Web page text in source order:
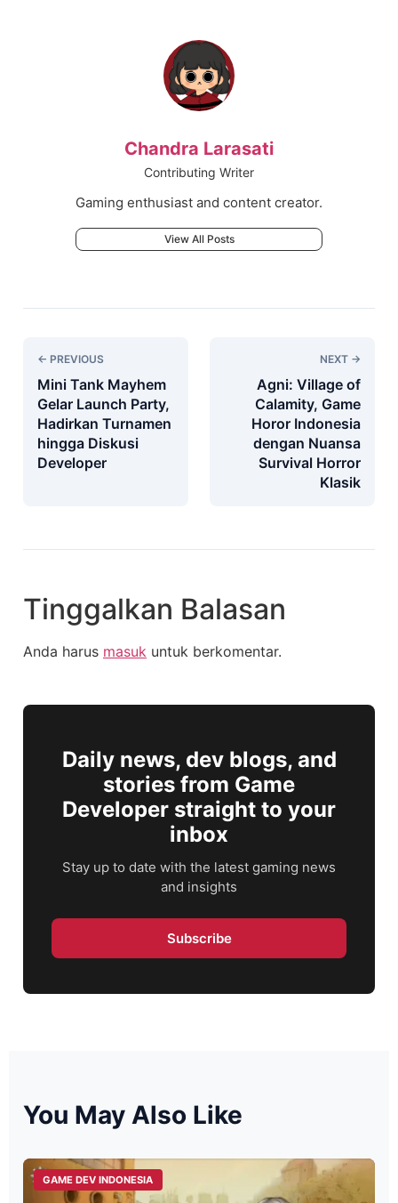
Chandra Larasati
Contributing Writer
Gaming enthusiast and content creator.
View All Posts
← PREVIOUS
Mini Tank Mayhem
Gelar Launch Party,
Hadirkan Turnamen
hingga Diskusi
Developer
NEXT →
Agni: Village of
Calamity, Game
Horor Indonesia
dengan Nuansa
Survival Horror
Klasik
Tinggalkan Balasan
Anda harus masuk untuk berkomentar.
Daily news, dev blogs, and
stories from Game
Developer straight to your
inbox
Stay up to date with the latest gaming news
and insights
Subscribe
You May Also Like
GAME DEV INDONESIA